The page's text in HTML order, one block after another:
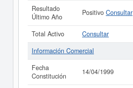
Resultado
Último Año
Positivo Consultar
Total Activo
Consultar
Información Comercial
Fecha
Constitución
14/04/1999